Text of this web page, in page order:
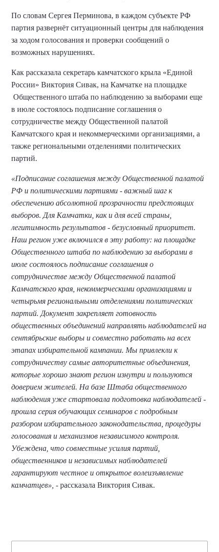
По словам Сергея Перминова, в каждом субъекте РФ
партия развернёт ситуационный центры для наблюдения
за ходом голосования и проверки сообщений о
возможных нарушениях.
Как рассказала секретарь камчатского крыла «Единой
России» Виктория Сивак, на Камчатке на площадке
Общественного штаба по наблюдению за выборами еще
в июле состоялось подписание соглашения о
сотрудничестве между Общественной палатой
Камчатского края и некоммерческими организациями, а
также региональными отделениями политических
партий.
«Подписание соглашения между Общественной палатой
РФ и политическими партиями - важный шаг к
обеспечению абсолютной прозрачности предстоящих
выборов. Для Камчатки, как и для всей страны,
легитимность результатов - безусловный приоритет.
Наш регион уже включился в эту работу: на площадке
Общественного штаба по наблюдению за выборами в
июле состоялось подписание соглашения о
сотрудничестве между Общественной палатой
Камчатского края, некоммерческими организациями и
четырьмя региональными отделениями политических
партий. Документ закрепляет готовность
общественных объединений направлять наблюдателей на
сентябрьские выборы и совместно работать на всех
этапах избирательной кампании. Мы привлекли к
сотрудничеству самые авторитетные объединения,
которые хорошо знают регион изнутри и пользуются
доверием жителей. На базе Штаба общественного
наблюдения уже стартовала подготовка наблюдателей -
прошла серия обучающих семинаров с подробным
разбором избирательного законодательства, процедуры
голосования и механизмов независимого контроля.
Убеждена, что совместные усилия партий,
общественников и независимых наблюдателей
гарантируют честное и открытое волеизъявление
камчатцев», - рассказала Виктория Сивак.